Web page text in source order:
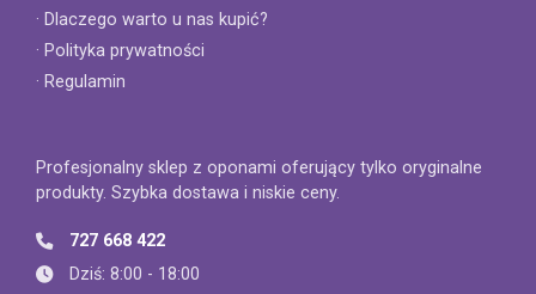
· Dlaczego warto u nas kupić?
· Polityka prywatności
· Regulamin
Profesjonalny sklep z oponami oferujący tylko oryginalne
produkty. Szybka dostawa i niskie ceny.
727 668 422
Dziś: 8:00 - 18:00